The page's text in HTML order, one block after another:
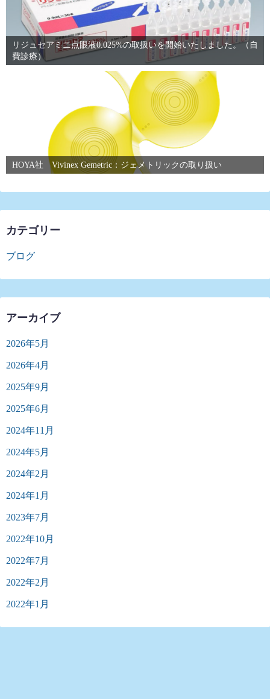
リジュセアミニ点眼液0.025%の取扱いを開始いたしました。（自
費診療）
HOYA社 Vivinex Gemetric：ジェメトリックの取り扱い
カテゴリー
ブログ
アーカイブ
2026年5月
2026年4月
2025年9月
2025年6月
2024年11月
2024年5月
2024年2月
2024年1月
2023年7月
2022年10月
2022年7月
2022年2月
2022年1月